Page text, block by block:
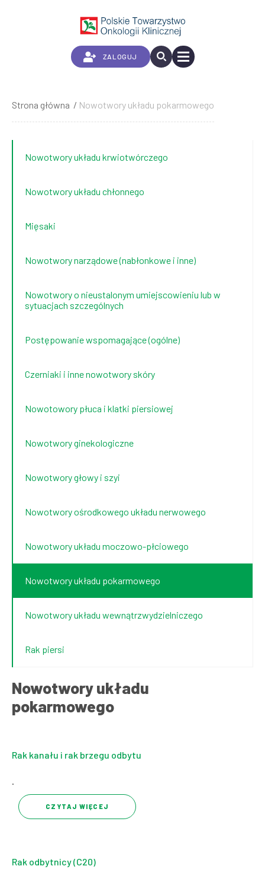
ZALOGUJ
Ścieżka
nawigacyjna
Strona główna Nowotwory układu pokarmowego
Nowotwory układu krwiotwórczego
Nowotwory układu chłonnego
Mięsaki
Nowotwory narządowe (nabłonkowe i inne)
Nowotwory o nieustalonym umiejscowieniu lub w
sytuacjach szczególnych
Postępowanie wspomagające (ogólne)
Czerniaki i inne nowotwory skóry
Nowotowory płuca i klatki piersiowej
Nowotwory ginekologiczne
Nowotwory głowy i szyi
Nowotwory ośrodkowego układu nerwowego
Nowotwory układu moczowo-płciowego
Nowotwory układu pokarmowego
Nowotwory układu wewnątrzwydzielniczego
Rak piersi
Nowotwory układu
pokarmowego
Rak kanału i rak brzegu odbytu
CZYTAJ WIĘCEJ
Rak odbytnicy (C20)